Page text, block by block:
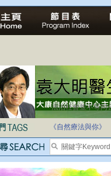
法治社會並不等同
《自然療法與你》